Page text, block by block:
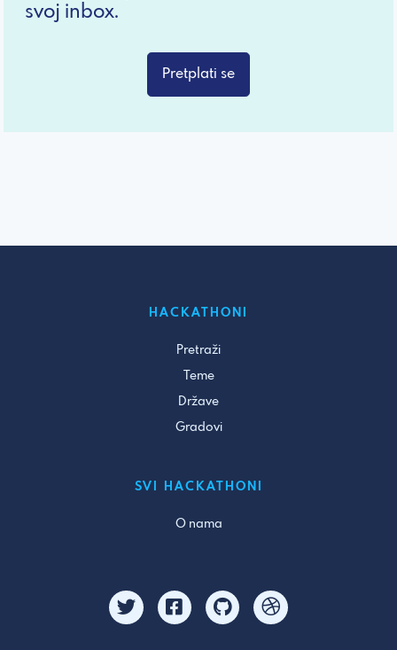
svoj inbox.
Pretplati se
HACKATHONI
Pretraži
Teme
Države
Gradovi
SVI HACKATHONI
O nama